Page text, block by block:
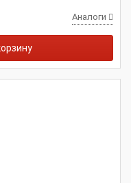
Аналоги